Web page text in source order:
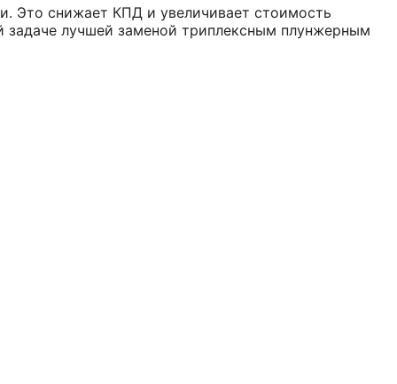
Это снижает КПД и увеличивает стоимость
задаче лучшей заменой триплексным плунжерным